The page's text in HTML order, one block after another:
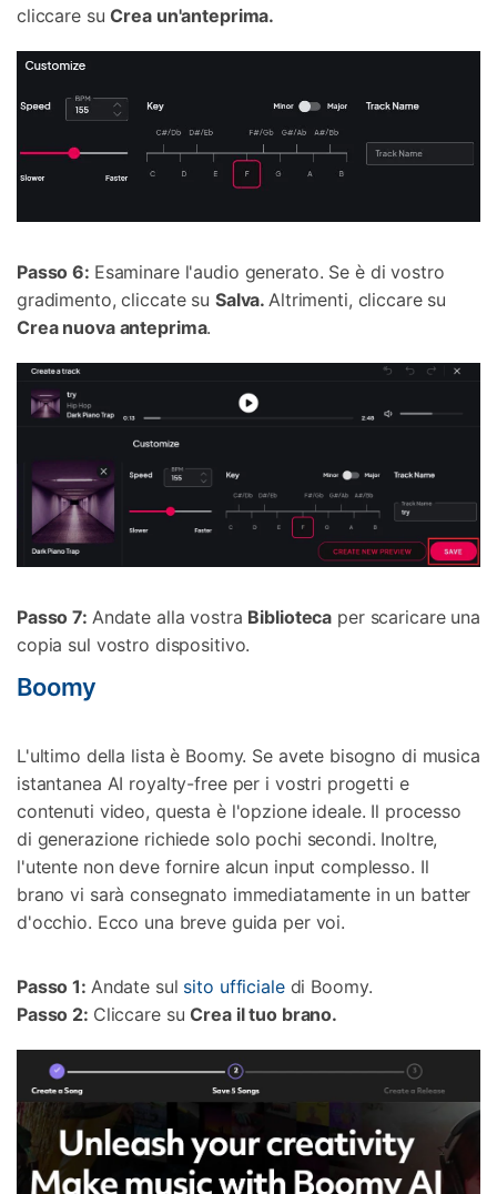
cliccare suCrea un'anteprima.
Passo 6: Esaminare l'audio generato. Se è di vostro
gradimento, cliccate su Salva.Altrimenti, cliccare su
Crea nuova anteprima.
Passo 7: Andate alla vostra Biblioteca per scaricare una
copia sul vostro dispositivo.
Boomy
L'ultimo della lista è Boomy. Se avete bisogno di musica
istantanea AI royalty-free per i vostri progetti e
contenuti video, questa è l'opzione ideale. Il processo
di generazione richiede solo pochi secondi. Inoltre,
l'utente non deve fornire alcun input complesso. Il
brano vi sarà consegnato immediatamente in un batter
d'occhio. Ecco una breve guida per voi.
Passo 1: Andate sul sito ufficialedi Boomy.
Passo 2: Cliccare suCrea il tuo brano.